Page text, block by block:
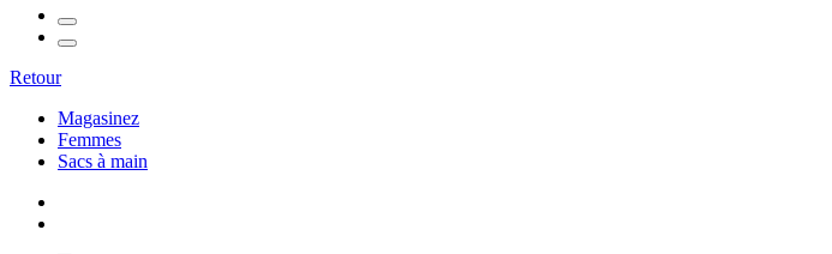
Retour
Magasinez
Femmes
Sacs à main